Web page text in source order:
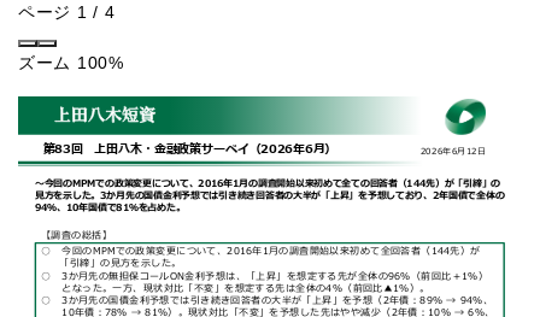
ページ 1 / 4
ズーム 100%